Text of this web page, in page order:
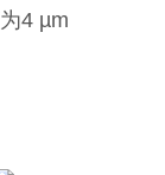
4 µm